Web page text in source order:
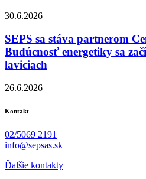
30.6.2026
SEPS sa stáva partnerom
Budúcnosť energetiky sa
laviciach
26.6.2026
Kontakt
02/5069 2191
info@sepsas.sk
Ďalšie kontakty